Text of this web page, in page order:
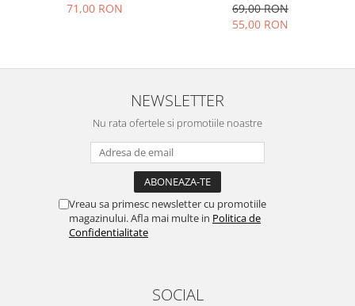
71,00 RON
69,00 RON
55,00 RON
NEWSLETTER
Nu rata ofertele si promotiile noastre
Vreau sa primesc newsletter cu promotiile
magazinului. Afla mai multe in Politica de
Confidentialitate
SOCIAL